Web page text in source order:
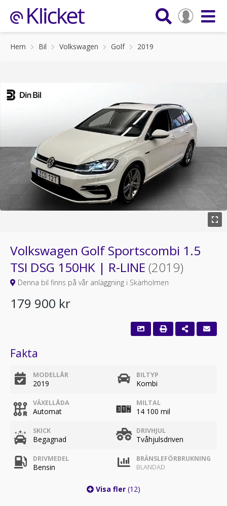
Hem Bil Volkswagen Golf 2019
Volkswagen Golf Sportscombi 1.5
TSI DSG 150HK | R-LINE (2019)
Denna bil finns på vår anläggning i Skärholmen
179 900 kr
Fakta
MODELLÅR
2019
BILTYP
Kombi
VÄXELLÅDA
Automat
MILTAL
14 100 mil
SKICK
Begagnad
DRIVHJUL
Tvåhjulsdriven
DRIVMEDEL
Bensin
BRÄNSLEFÖRBRUKNING
BLANDAD
Visa fler (12)